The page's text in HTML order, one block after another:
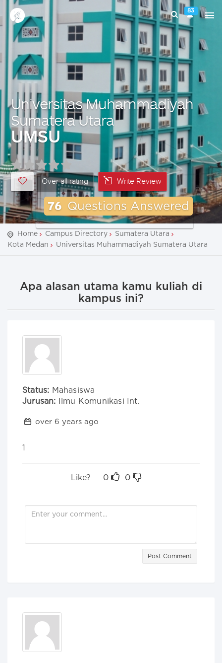
83
Universitas Muhammadiyah
Sumatera Utara
UMSU
Over all rating Write Review
76 Questions Answered
Home Campus Directory
Sumatera Utara
Kota Medan
Universitas Muhammadiyah Sumatera Utara
Apa alasan utama kamu kuliah di
kampus ini?
Status: Mahasiswa
Jurusan: Ilmu Komunikasi Int.
over 6 years ago
1
Like? 0 0
Post Comment